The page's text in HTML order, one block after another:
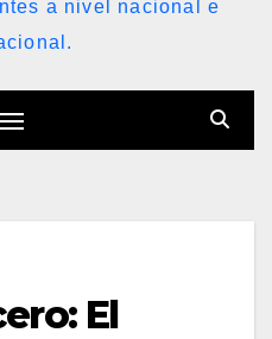
a nivel nacional e
El